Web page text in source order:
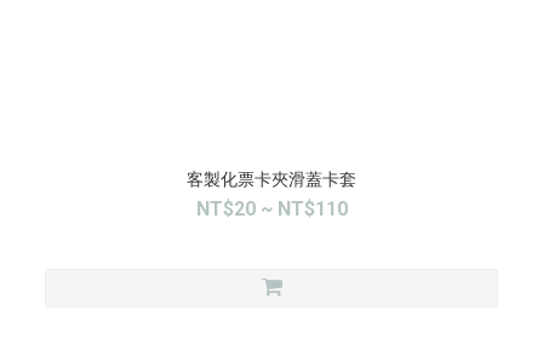
客製化票卡夾滑蓋卡套
NT$20 ~ NT$110